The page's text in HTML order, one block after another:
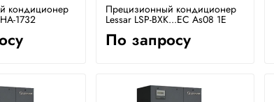
кондиционер
1732
Прецизионный кондиционер
Lessar LSP-BXK...EC As08 1E
По запросу